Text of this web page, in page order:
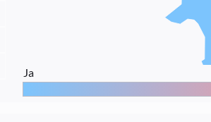
Ja